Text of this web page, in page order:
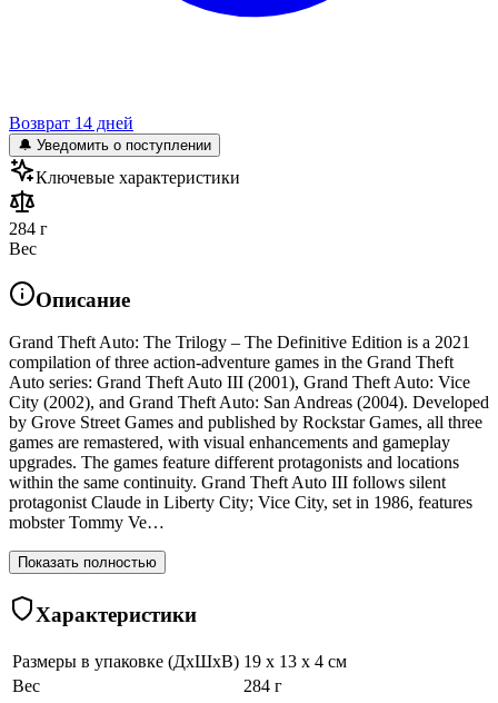
Возврат 14 дней
🔔 Уведомить о поступлении
Ключевые характеристики
284 г
Вес
Описание
Grand Theft Auto: The Trilogy – The Definitive Edition is a 2021
compilation of three action-adventure games in the Grand Theft
Auto series: Grand Theft Auto III (2001), Grand Theft Auto: Vice
City (2002), and Grand Theft Auto: San Andreas (2004). Developed
by Grove Street Games and published by Rockstar Games, all three
games are remastered, with visual enhancements and gameplay
upgrades. The games feature different protagonists and locations
within the same continuity. Grand Theft Auto III follows silent
protagonist Claude in Liberty City; Vice City, set in 1986, features
mobster Tommy Ve…
Показать полностью
Характеристики
Размеры в упаковке (ДхШхВ) 19 x 13 x 4 см
Вес
284 г